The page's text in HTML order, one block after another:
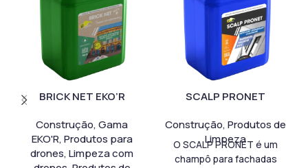
BRICK NET EKO’R
Construção,Gama
EKO'R,Produtos para
drones,Limpeza com
SCALP PRONET
Construção,Produtos de
Limpeza
O SCALP PRONET é um
champô para fachadas